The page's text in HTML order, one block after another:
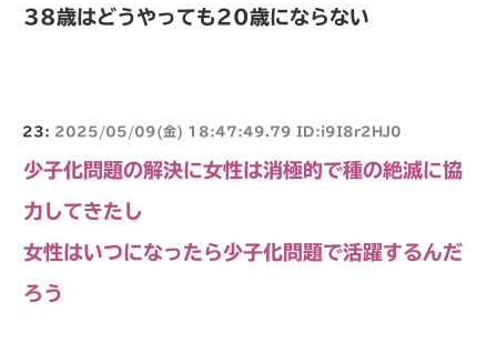
38歳はどうやっても20歳にならない
23: 2025/05/09(金) 18:47:49.79 ID:i9I8r2HJ0
少子化問題の解決に女性は消極的で種の絶滅に協
力してきたし
女性はいつになったら少子化問題で活躍するんだ
ろう